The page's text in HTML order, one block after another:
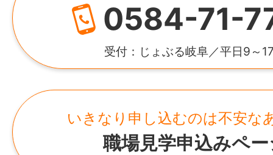
月給 210,000～248,000円 ※年齢・経験
賞与
雇用形態
1,000万円
https://www.asahi-c.com/
東京都千代田区麹町1-3-5
0584-71-
受付：じょぶる岐阜／平日9～
いきなり申し込むのは不安な
職場見学申込みペ